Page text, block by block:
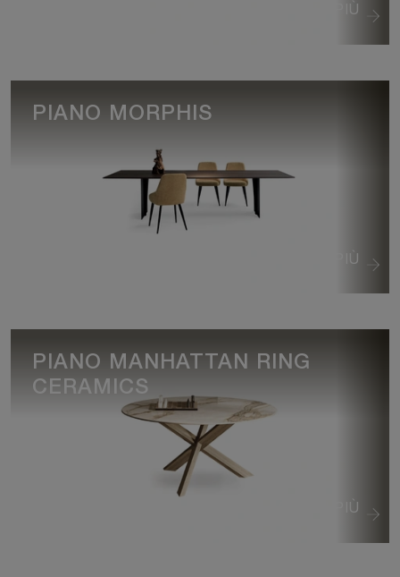
VEDI DI PIÙ
VEDI DI PIÙ
PIANO MORPHIS
VEDI DI PIÙ
PIANO MANHATTAN RING
CERAMICS